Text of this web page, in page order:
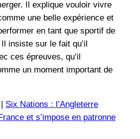
Il explique vouloir vivre
une belle expérience et
en tant que sportif de
insiste sur le fait qu’il
ces épreuves, qu’il
un moment important de
| Six Nations : l’Angleterre
et s’impose en patronne